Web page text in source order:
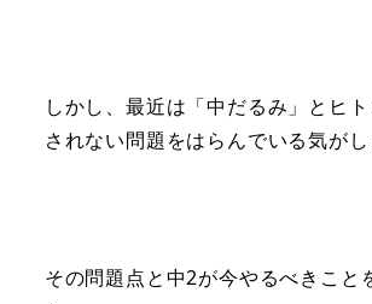
しかし、最近は「中だるみ」とヒ
されない問題をはらんでいる気がし
その問題点と中2が今やるべきこと